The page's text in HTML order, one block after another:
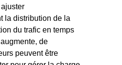
la distribution de la
du trafic en temps
de
peuvent être